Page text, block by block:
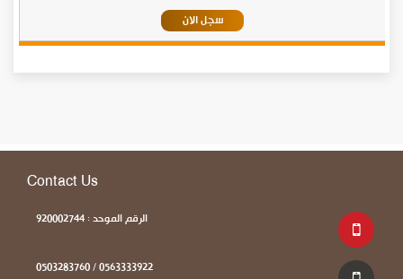
سجل الان
Contact Us
الرقم الموحد : 920002744
0503283760 / 0563333922